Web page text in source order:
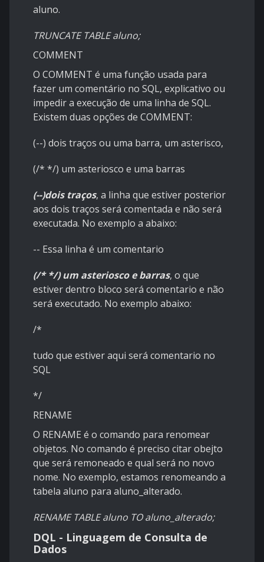
aluno.
TRUNCATE TABLE aluno;
COMMENT
O COMMENT é uma função usada para
fazer um comentário no SQL, explicativo ou
impedir a execução de uma linha de SQL.
Existem duas opções de COMMENT:
(--) dois traços ou uma barra, um asterisco,
(/* */) um asteriosco e uma barras
(--)dois traços, a linha que estiver posterior
aos dois traços será comentada e não será
executada. No exemplo a abaixo:
-- Essa linha é um comentario
(/* */)um asteriosco e barras, o que
estiver dentro bloco será comentario e não
será executado. No exemplo abaixo:
/*
tudo que estiver aqui será comentario no
SQL
*/
RENAME
O RENAME é o comando para renomear
objetos. No comando é preciso citar obejto
que será remoneado e qual será no novo
nome. No exemplo, estamos renomeando a
tabela aluno para aluno_alterado.
RENAME TABLE aluno TO aluno_alterado;
DQL - Linguagem de Consulta de
Dados